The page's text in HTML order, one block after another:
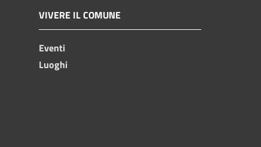
VIVERE IL COMUNE
Eventi
Luoghi